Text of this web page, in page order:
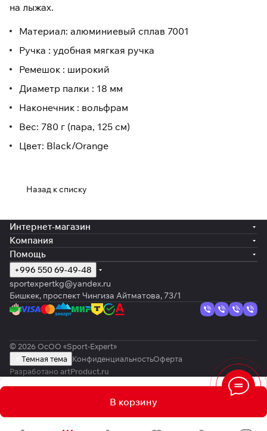
на лыжах.
Материал: алюминиевый сплав 7001
Ручка : удобная мягкая ручка
Ремешок : широкий
Диаметр палки : 18 мм
Наконечник : вольфрам
Вес: 780 г (пара, 125 см)
Цвет: Black/Orange
Назад к списку
В корзину
Интернет-магазин
Компания
Помощь
+996 550 69-49-48
sportexpertkg@yandex.ru
Бишкек, проспект Чингиза Айтматова, 73/1
© 2026 ОсОО «Sport-Expert»
Темная тема
КонфиденциальностьОферта
Разработано artProduct.ru